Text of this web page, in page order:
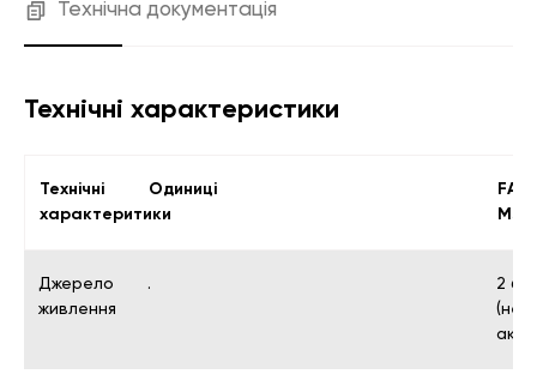
Технічна документація
Технічні характеристики
Технічні
характеритики
Одиниці
Джерело
живлення
.
2
(не